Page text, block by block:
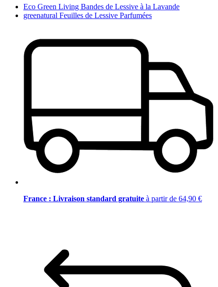
Eco Green Living Bandes de Lessive à la Lavande
greenatural Feuilles de Lessive Parfumées
France : Livraison standard gratuite à partir de 64,90 €